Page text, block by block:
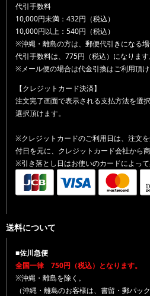
代引手数料
10,000円未満：432円（税込）
10,000円以上：540円（税込）
※沖縄・離島の方は、郵便代引きになる場
代引手数料は、775円（税込）になります
※メール便の場合は代金引換はご利用頂け
【クレジットカード決済】
注文完了画面で表示される支払方法を選
選択頂けます。
※クレジットカードのご利用日は、注文
付日を元に、クレジットカード会社から
※引き落とし日はお使いのカードによって
送料について
■佐川急便
全国一律 750円（税込）となります。
※沖縄・離島を除く。
（沖縄・離島のお客様は、書留・郵パッ